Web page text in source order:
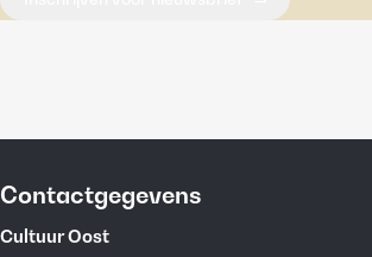
Contactgegevens
Cultuur Oost